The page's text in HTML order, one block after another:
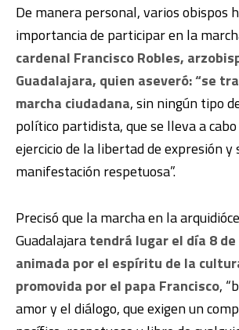
De manera personal, varios obispos
importancia de participar en la
cardenal Francisco Robles,
Guadalajara, quien aseveró: “se
marcha ciudadana, sin ningún tipo
político partidista, que se lleva a
ejercicio de la libertad de expresión y
manifestación respetuosa”.
Precisó que la marcha en la
Guadalajaratendrá lugar el día 8
animada por el espíritu de la
promovida por el papa Francisco,
amor y el diálogo, que exigen un